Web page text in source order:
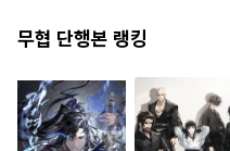
무협 단행본 랭킹